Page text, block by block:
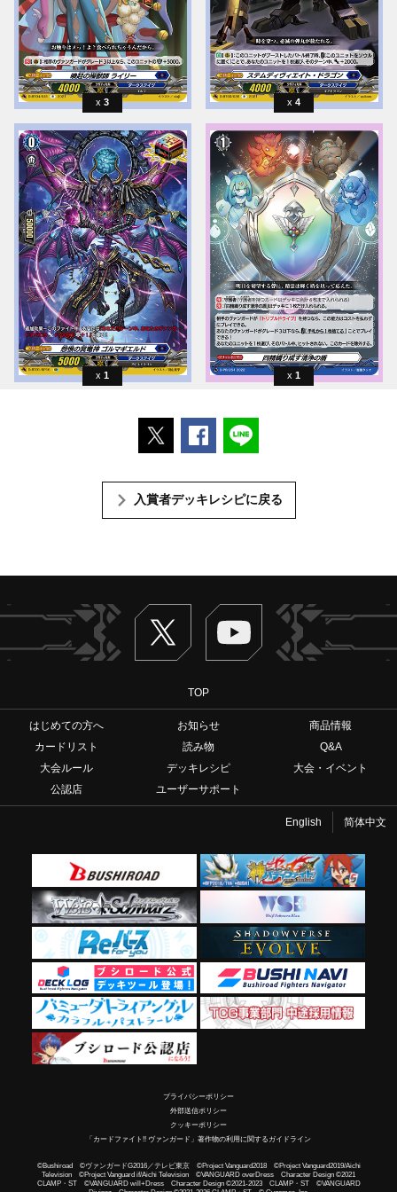
3 4
1 1
ポストするFacebookでシェアする
入賞者デッキレシピに戻る
Twitter ヴァンガードch
TOP
はじめての方へ お知らせ
商品情報
カードリスト
読み物
Q&A
大会ルール
デッキレシピ
大会・イベント
公認店
ユーザーサポート
English 简体中文
プライバシーポリシー
外部送信ポリシー
クッキーポリシー
「カードファイト!! ヴァンガード」著作物の利用に関するガイドライン
©Bushiroad ©ヴァンガードG2016／テレビ東京 ©Project Vanguard2018 ©Project Vanguard2019/Aichi
Television ©Project Vanguard if/Aichi Television ©VANGUARD overDress Character Design ©2021
CLAMP・ST ©VANGUARD will+Dress Character Design ©2021-2023 CLAMP・ST ©VANGUARD